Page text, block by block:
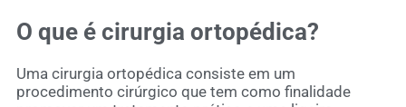
O que é cirurgia ortopédica?
Uma cirurgia ortopédica consiste em um
procedimento cirúrgico que tem como finalidade